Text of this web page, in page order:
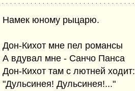
Намек юному рыцарю.
Дон-Кихот мне пел романсы
А вдувал мне - Санчо Панса
Дон-Кихот там с лютней ходит:
"Дульсинея! Дульсинея!..."